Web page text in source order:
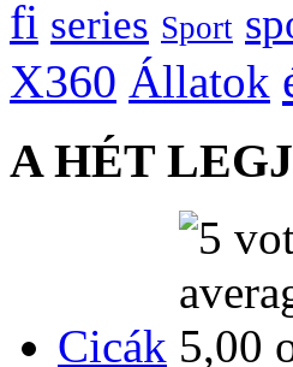
fi series Sport
X360 Állatok
A HÉT
Cicák